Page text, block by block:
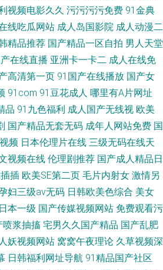
视频电影久久 污污污污免费 91金典
线吃瓜网站 成人岛国影院 成人动漫二
精品推荐 国产精品一区自拍 男人天堂
在线直播 亚洲卡一卡二 成人在线免
高清第一页 91国产在线播放 国产女
91com 91豆花成人 哪里有A片网址
品 91九色福利 成人国产无线视 欧美
国产精品无套无码 成年人网站免费 国
频 日本伦理片在线 三级无码在线天
视频在线 伦理剧推荐 国产成人精品日
插 欧美SE第二页 毛片内射女 激情另
妇三级av无码 日韩欧美色综合 美女
日本一级 国产传媒视频网站 免费观看污
喷浆抽搐 宅男久久国产精品 国产乱肥
妖视频网站 窝窝午夜理论 久草视频深
日韩福利网址导航 91精品国产社区